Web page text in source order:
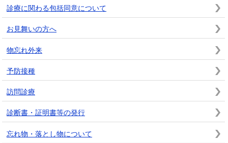
診療に関わる包括同意について
お見舞いの方へ
物忘れ外来
予防接種
訪問診療
診断書・証明書等の発行
忘れ物・落とし物について